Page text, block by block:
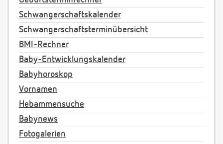
Schwangerschaftskalender
Schwangerschaftsterminübersicht
BMI-Rechner
Baby-Entwicklungskalender
Babyhoroskop
Vornamen
Hebammensuche
Babynews
Fotogalerien